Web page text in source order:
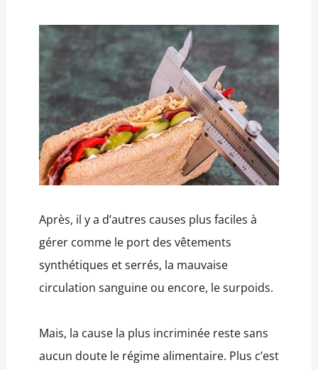
Après, il y a d’autres causes plus faciles à
gérer comme le port des vêtements
synthétiques et serrés, la mauvaise
circulation sanguine ou encore, le surpoids.
Mais, la cause la plus incriminée reste sans
aucun doute le régime alimentaire. Plus c’est